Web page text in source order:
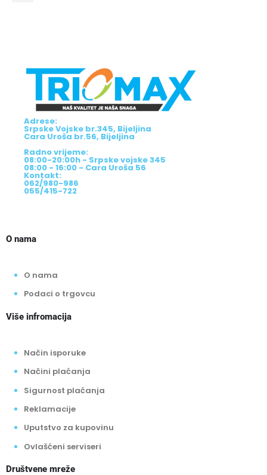
Adrese:
Srpske Vojske br.345, Bijeljina
Cara Uroša br.56, Bijeljina
Radno vrijeme:
08:00-20:00h - Srpske vojske 345
08:00 - 16:00 - Cara Uroša 56
Kontakt:
062/980-986
055/415-722
O nama
O nama
Podaci o trgovcu
Više infromacija
Način isporuke
Načini plaćanja
Sigurnost plaćanja
Reklamacije
Uputstvo za kupovinu
Ovlašćeni serviseri
Društvene mreže